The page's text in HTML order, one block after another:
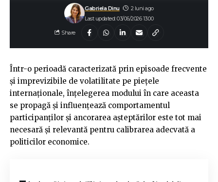
Last updated: 03/06/2026 13:00
Gabriela Dinu 2 luni ago
Share
Într-o perioadă caracterizată prin episoade frecvente
și imprevizibile de volatilitate pe piețele
internaționale, înțelegerea modului în care aceasta
se propagă și influențează comportamentul
participanților și ancorarea așteptărilor este tot mai
necesară și relevantă pentru calibrarea adecvată a
politicilor economice.